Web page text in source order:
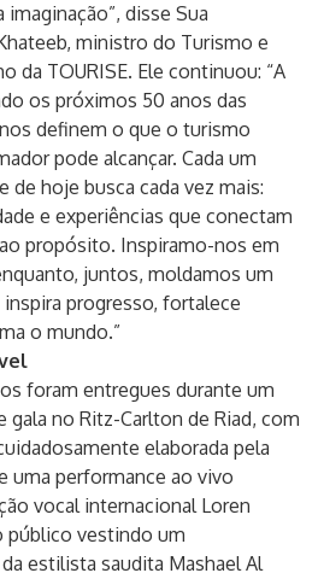
disse Sua
ministro do Turismo e
da TOURISE. Ele continuou: “A
os próximos 50 anos das
definem o que o turismo
pode alcançar. Cada um
de hoje busca cada vez mais:
e experiências que conectam
propósito. Inspiramo-nos em
juntos, moldamos um
progresso, fortalece
o mundo.”
foram entregues durante um
gala no Ritz-Carlton de Riad, com
elaborada pela
uma performance ao vivo
vocal internacional Loren
público vestindo um
estilista saudita Mashael Al